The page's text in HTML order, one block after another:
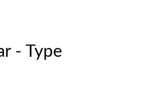
- Type